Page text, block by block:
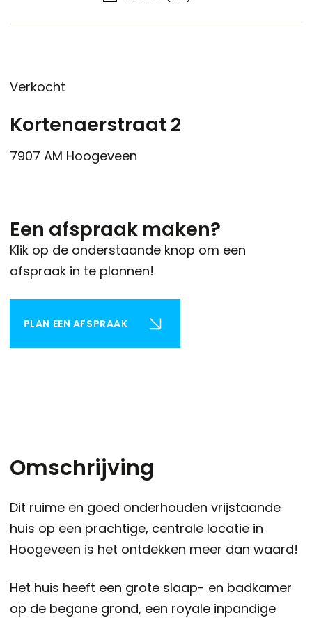
Verkocht
Kortenaerstraat 2
7907 AM Hoogeveen
Een afspraak maken?
Klik op de onderstaande knop om een
afspraak in te plannen!
PLAN EEN AFSPRAAK
Omschrijving
Dit ruime en goed onderhouden vrijstaande
huis op een prachtige, centrale locatie in
Hoogeveen is het ontdekken meer dan waard!
Het huis heeft een grote slaap- en badkamer
op de begane grond, een royale inpandige